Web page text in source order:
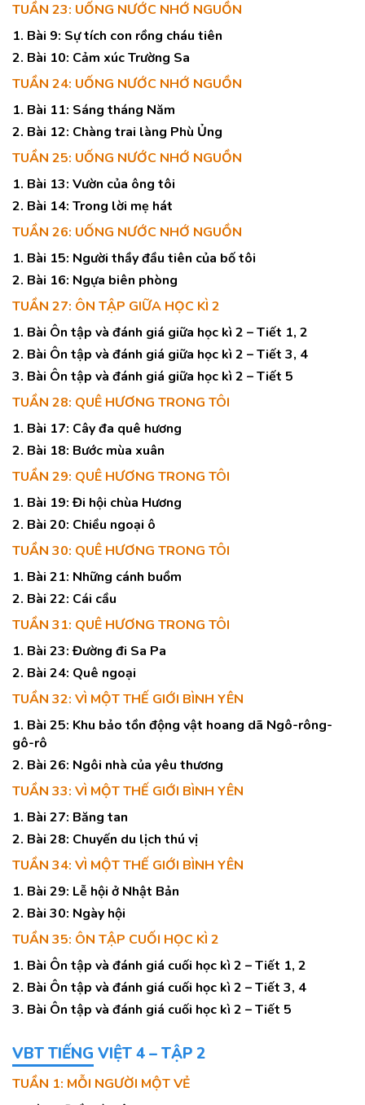
TUẦN 23: UỐNG NƯỚC NHỚ NGUỒN
1. Bài 9: Sự tích con rồng cháu tiên
2. Bài 10: Cảm xúc Trường Sa
TUẦN 24: UỐNG NƯỚC NHỚ NGUỒN
1. Bài 11: Sáng tháng Năm
2. Bài 12: Chàng trai làng Phù Ủng
TUẦN 25: UỐNG NƯỚC NHỚ NGUỒN
1. Bài 13: Vườn của ông tôi
2. Bài 14: Trong lời mẹ hát
TUẦN 26: UỐNG NƯỚC NHỚ NGUỒN
1. Bài 15: Người thầy đầu tiên của bố tôi
2. Bài 16: Ngựa biên phòng
TUẦN 27: ÔN TẬP GIỮA HỌC KÌ 2
1. Bài Ôn tập và đánh giá giữa học kì 2 – Tiết 1, 2
2. Bài Ôn tập và đánh giá giữa học kì 2 – Tiết 3, 4
3. Bài Ôn tập và đánh giá giữa học kì 2 – Tiết 5
TUẦN 28: QUÊ HƯƠNG TRONG TÔI
1. Bài 17: Cây đa quê hương
2. Bài 18: Bước mùa xuân
TUẦN 29: QUÊ HƯƠNG TRONG TÔI
1. Bài 19: Đi hội chùa Hương
2. Bài 20: Chiều ngoại ô
TUẦN 30: QUÊ HƯƠNG TRONG TÔI
1. Bài 21: Những cánh buồm
2. Bài 22: Cái cầu
TUẦN 31: QUÊ HƯƠNG TRONG TÔI
1. Bài 23: Đường đi Sa Pa
2. Bài 24: Quê ngoại
TUẦN 32: VÌ MỘT THẾ GIỚI BÌNH YÊN
1. Bài 25: Khu bảo tồn động vật hoang dã Ngô-rông-
gô-rô
2. Bài 26: Ngôi nhà của yêu thương
TUẦN 33: VÌ MỘT THẾ GIỚI BÌNH YÊN
1. Bài 27: Băng tan
2. Bài 28: Chuyến du lịch thú vị
TUẦN 34: VÌ MỘT THẾ GIỚI BÌNH YÊN
1. Bài 29: Lễ hội ở Nhật Bản
2. Bài 30: Ngày hội
TUẦN 35: ÔN TẬP CUỐI HỌC KÌ 2
1. Bài Ôn tập và đánh giá cuối học kì 2 – Tiết 1, 2
2. Bài Ôn tập và đánh giá cuối học kì 2 – Tiết 3, 4
3. Bài Ôn tập và đánh giá cuối học kì 2 – Tiết 5
VBT TIẾNG VIỆT 4 – TẬP 2
TUẦN 1: MỖI NGƯỜI MỘT VẺ